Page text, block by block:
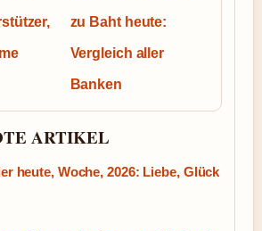
zu Baht heute:
Vergleich aller
Banken
ARTIKEL
heute, Woche, 2026: Liebe, Glück